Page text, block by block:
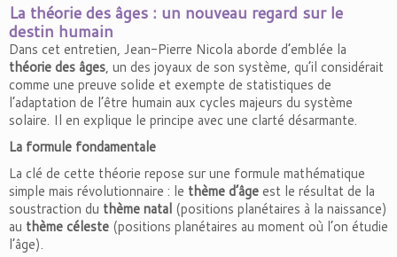
La théorie des âges : un nouveau regard sur le
destin humain
Dans cet entretien, Jean-Pierre Nicola aborde d’emblée la
théorie des âges, un des joyaux de son système, qu’il considérait
comme une preuve solide et exempte de statistiques de
l’adaptation de l’être humain aux cycles majeurs du système
solaire. Il en explique le principe avec une clarté désarmante.
La formule fondamentale
La clé de cette théorie repose sur une formule mathématique
simple mais révolutionnaire : le thème d’âgeest le résultat de la
soustraction du thème natal (positions planétaires à la naissance)
au thème céleste (positions planétaires au moment où l’on étudie
l’âge).